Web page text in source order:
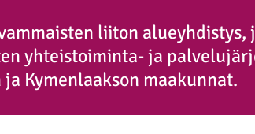
liiton alueyhdistys,
yhteistoiminta- ja
Kymenlaakson maakunnat.